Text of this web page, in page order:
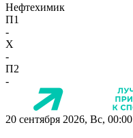
Нефтехимик
П1
-
X
-
П2
-
20 сентября 2026, Вс, 00:00